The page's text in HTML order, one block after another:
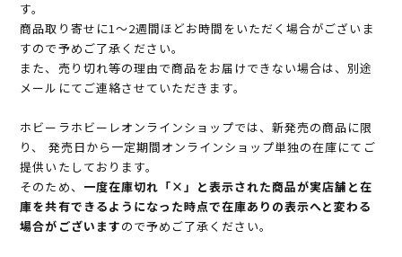
す。
商品取り寄せに1～2週間ほどお時間をいただく場合がございま
すので予めご了承ください。
また、売り切れ等の理由で商品をお届けできない場合は、別途
メールにてご連絡させていただきます。
ホビーラホビーレオンラインショップでは、新発売の商品に限
り、 発売日から一定期間オンラインショップ単独の在庫にてご
提供いたしております。
そのため、 一度在庫切れ「×」と表示された商品が実店舗と在
庫を共有できるようになった時点で在庫ありの表示へと変わる
場合がございますので予めご了承ください。